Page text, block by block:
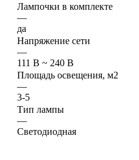
Лампочки в комплекте
—
да
Напряжение сети
—
111 В ~ 240 В
Площадь освещения, м2
—
3-5
Тип лампы
—
Светодиодная